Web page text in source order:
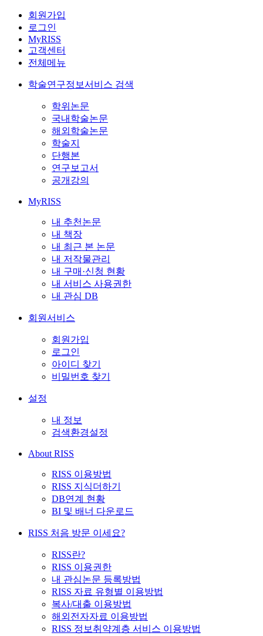
회원가입
로그인
MyRISS
고객센터
전체메뉴
학술연구정보서비스 검색
학위논문
국내학술논문
해외학술논문
학술지
단행본
연구보고서
공개강의
MyRISS
내 추천논문
내 책장
내 최근 본 논문
내 저작물관리
내 구매·신청 현황
내 서비스 사용권한
내 관심 DB
회원서비스
회원가입
로그인
아이디 찾기
비밀번호 찾기
설정
내 정보
검색환경설정
About RISS
RISS 이용방법
RISS 지식더하기
DB연계 현황
BI 및 배너 다운로드
RISS 처음 방문 이세요?
RISS란?
RISS 이용권한
내 관심논문 등록방법
RISS 자료 유형별 이용방법
복사/대출 이용방법
해외전자자료 이용방법
RISS 정보취약계층 서비스 이용방법